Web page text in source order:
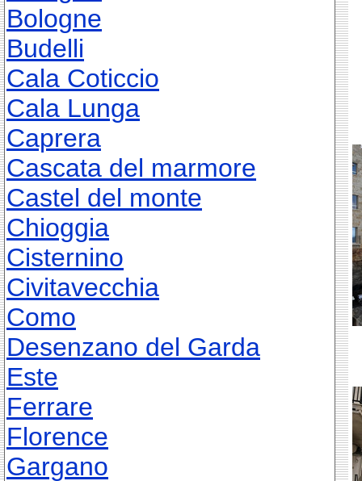
Bologne
Budelli
Cala Coticcio
Cala Lunga
Caprera
Cascata del marmore
Castel del monte
Chioggia
Cisternino
Civitavecchia
Como
Desenzano del Garda
Este
Ferrare
Florence
Gargano